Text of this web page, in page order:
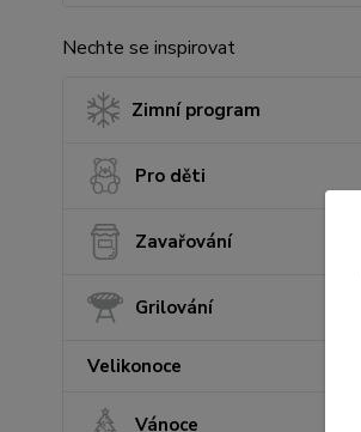
Nechte se inspirovat
Zimní program
Pro děti
Zavařování
Grilování
Velikonoce
Vánoce